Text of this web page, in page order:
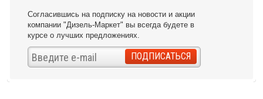
Согласившись на подписку на новости и акции
компании "Дизель-Маркет" вы всегда будете в
курсе о лучших предложениях.